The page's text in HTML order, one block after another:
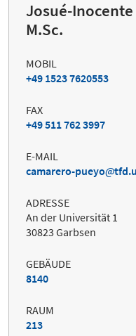
Josué-
M.Sc.
MOBIL
+49 1523 7620553
FAX
+49 511 762 3997
E-MAIL
camarero-pueyo
ADRESSE
An der Universität 1
30823 Garbsen
GEBÄUDE
8140
RAUM
213